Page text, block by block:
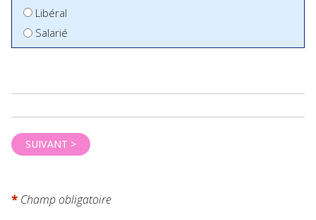
Libéral
Salarié
* Champ obligatoire